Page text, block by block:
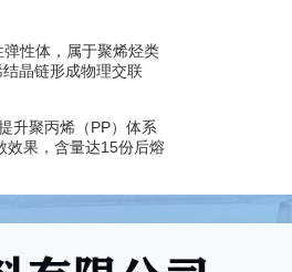
弹性体 ，属于聚烯烃类
晶链形成物理交联
升聚丙烯 （PP）体系
效果，含量达15份后熔